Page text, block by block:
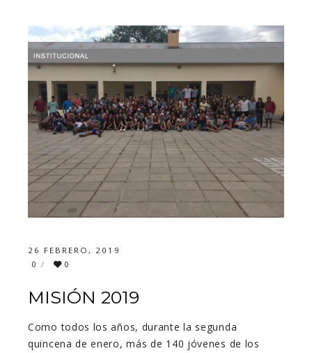
26 FEBRERO, 2019
0
0
MISIÓN 2019
Como todos los años, durante la segunda
quincena de enero, más de 140 jóvenes de los